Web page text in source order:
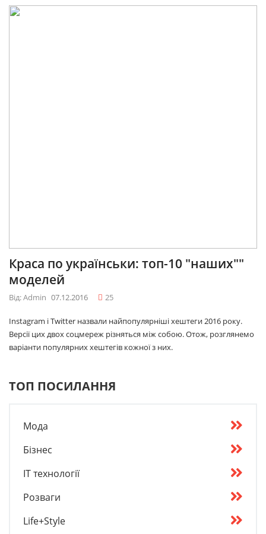
Краса по українськи: топ-10 "наших""
моделей
Від: Admin 07.12.2016 25
Instagram і Twitter назвали найпопулярніші хештеги 2016 року.
Версії цих двох соцмереж різняться між собою. Отож, розглянемо
варіанти популярних хештегів кожної з них.
ТОП ПОСИЛАННЯ
Мода
Бізнес
IT технології
Розваги
Life+Style